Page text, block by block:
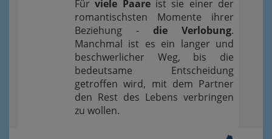
Fürviele Paareist sie einer der
romantischsten Momente ihrer
Beziehung - die Verlobung.
Manchmal ist es ein langer und
beschwerlicher Weg, bis die
bedeutsame Entscheidung
getroffen wird, mit dem Partner
den Rest des Lebens verbringen
zu wollen.